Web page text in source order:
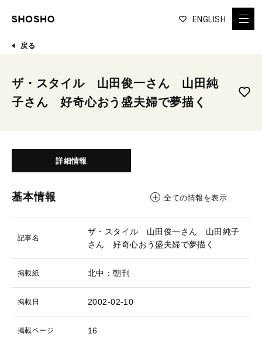
ENGLISH
戻る
ザ・スタイル 山田俊一さん 山田純
子さん 好奇心おう盛夫婦で夢描く
詳細情報
基本情報 全ての情報を表示
記事名
ザ・スタイル 山田俊一さん 山田純子
さん 好奇心おう盛夫婦で夢描く
掲載紙 北中：朝刊
掲載日 2002-02-10
掲載ページ 16